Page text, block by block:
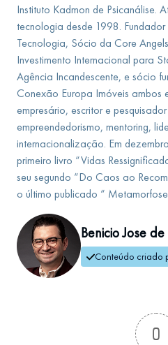
Instituto Kadmon de Psicanálise.
tecnologia desde 1998.
Tecnologia, Sócio da Core
Investimento Internacional para
Agência Incandescente, e sócio
Conexão Europa Imóveis ambos
empresário, escritor e
empreendedorismo, mentoring,
internacionalização. Em
primeiro livro “Vidas
seu segundo “Do Caos ao
o último publicado “ Metamorfose
Benicio Jose
Conteúdo criado
0